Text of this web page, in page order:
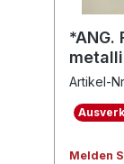
*ANG.
Artikel-
Melden